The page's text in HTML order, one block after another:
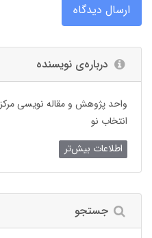
ارسال دیدگاه
درباره‌ی نویسنده
واحد پژوهش و مقاله نویسی
انتخاب نو
اطلاعات بیش‌تر
جستجو